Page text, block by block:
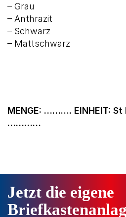
– Grau
– Anthrazit
– Schwarz
– Mattschwarz
MENGE: ………. EINHEIT:
…………
Jetzt die eigene